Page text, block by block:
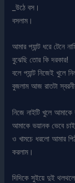
_উঠে বস।
বসলাম।
আমার প্যান্ট ধরে টেনে
বুঝেছি তোর কি দরকার!
বলে প্যান্ট নিজেই খুলে
বুজলাম আজ রাতটা
নিজে নাইটি খুলে
আমাকে ভয়ানক ভেবে
ও খামচে ধরলো আমার
করলাম।
দিদিকে সুইয়ে দুই